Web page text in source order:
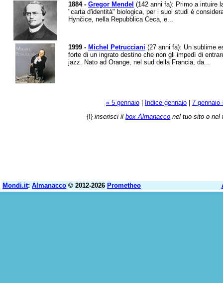
1884 - Gregor Mendel (142 anni fa): Primo a intuire
"carta d'identità" biologica, per i suoi studi è
Hynčice, nella Repubblica Ceca, e...
1999 - Michel Petrucciani (27 anni fa): Un sublime
forte di un ingrato destino che non gli impedì di
jazz. Nato ad Orange, nel sud della Francia, da...
« 5 gennaio Indice gennaio
7 gennaio
{!} inserisci il box Almanacco nel tuo sito o nel
Mondi.it: Almanacco © 2012-2026 Prometheo